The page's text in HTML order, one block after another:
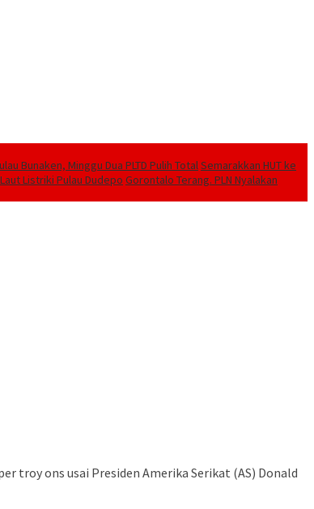
Bunaken, Minggu Dua PLTD Pulih TotalSemarakkan HUT ke
Listriki Pulau Dudepo Gorontalo Terang. PLN Nyalakan
troy ons usai Presiden Amerika Serikat (AS) Donald